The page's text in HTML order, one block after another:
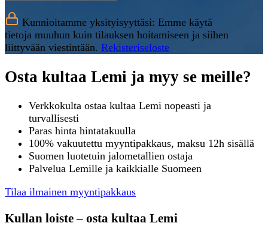
Kunnioitamme yksityisyyttäsi: Emme käytä
tietoja muuhun kuin tilauksen hoitamiseen ja siihen
liittyvään viestintään. Rekisteriseloste
Osta kultaa Lemi ja myy se meille?
Verkkokulta ostaa kultaa Lemi nopeasti ja
turvallisesti
Paras hinta hintatakuulla
100% vakuutettu myyntipakkaus, maksu 12h sisällä
Suomen luotetuin jalometallien ostaja
Palvelua Lemille ja kaikkialle Suomeen
Tilaa ilmainen myyntipakkaus
Kullan loiste – osta kultaa Lemi